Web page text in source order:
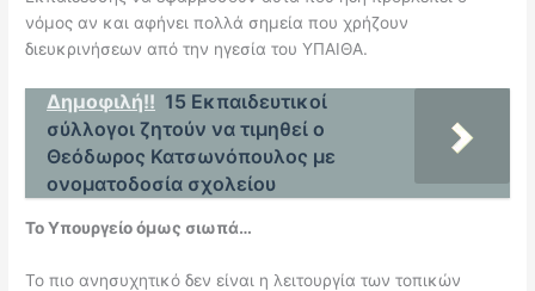
νόμος αν και αφήνει πολλά σημεία που χρήζουν
διευκρινήσεων από την ηγεσία του ΥΠΑΙΘΑ.
Δημοφιλή!! 15 Εκπαιδευτικοί
σύλλογοι ζητούν να τιμηθεί ο
Θεόδωρος Κατσωνόπουλος με
ονοματοδοσία σχολείου
Το Υπουργείο όμως σιωπά…
Το πιο ανησυχητικό δεν είναι η λειτουργία των τοπικών